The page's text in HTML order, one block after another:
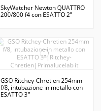
SkyWatcher Newton QUATTRO
200/800 f4 con ESATTO 2"
GSO Ritchey-Chretien 254mm
f/8, intubazione in metallo con
ESATTO 3"